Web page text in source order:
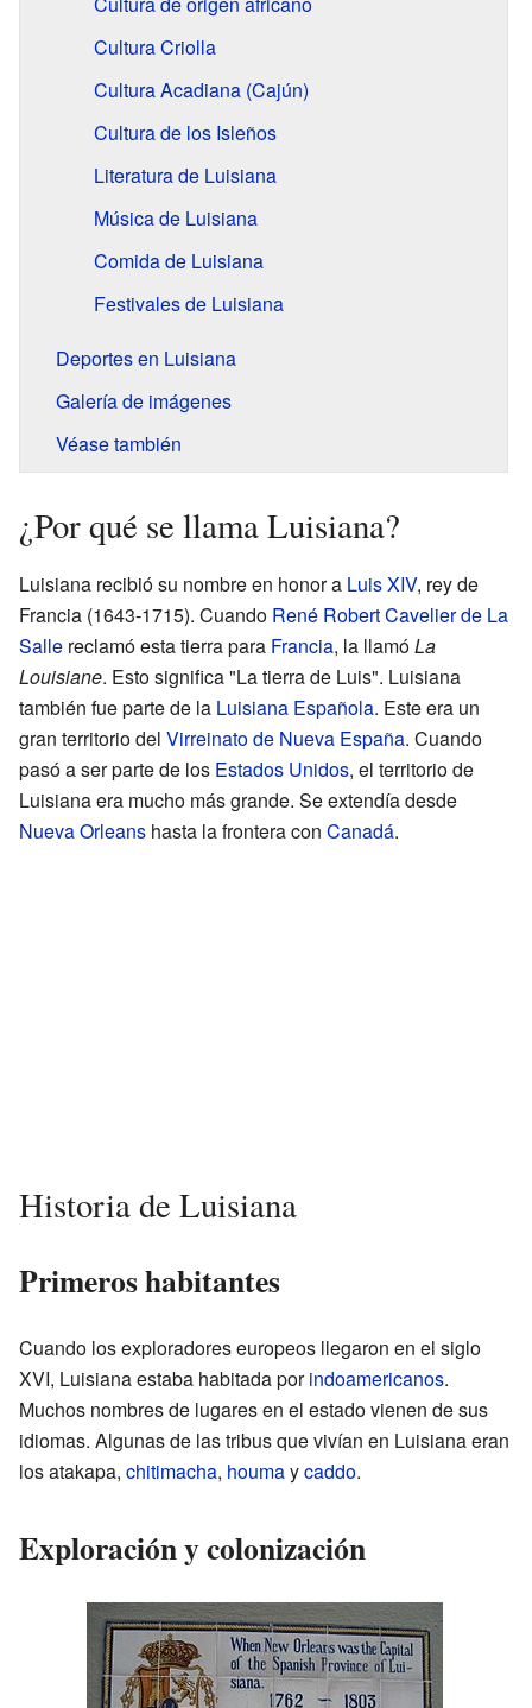
Cultura Criolla
Cultura Acadiana (Cajún)
Cultura de los Isleños
Literatura de Luisiana
Música de Luisiana
Comida de Luisiana
Festivales de Luisiana
Deportes en Luisiana
Galería de imágenes
Véase también
¿Por qué se llama Luisiana?
Luisiana recibió su nombre en honor a Luis XIV, rey de
Francia (1643-1715). Cuando René Robert Cavelier de La
Salle reclamó esta tierra para Francia, la llamóLa
Louisiane. Esto significa "La tierra de Luis". Luisiana
también fue parte de la Luisiana Española. Este era un
gran territorio del Virreinato de Nueva España. Cuando
pasó a ser parte de los Estados Unidos, el territorio de
Luisiana era mucho más grande. Se extendía desde
Nueva Orleans hasta la frontera con Canadá.
Historia de Luisiana
Primeros habitantes
Cuando los exploradores europeos llegaron en el siglo
XVI, Luisiana estaba habitada porindoamericanos.
Muchos nombres de lugares en el estado vienen de sus
idiomas. Algunas de las tribus que vivían en Luisiana eran
los atakapa, chitimacha, houmaycaddo.
Exploración y colonización